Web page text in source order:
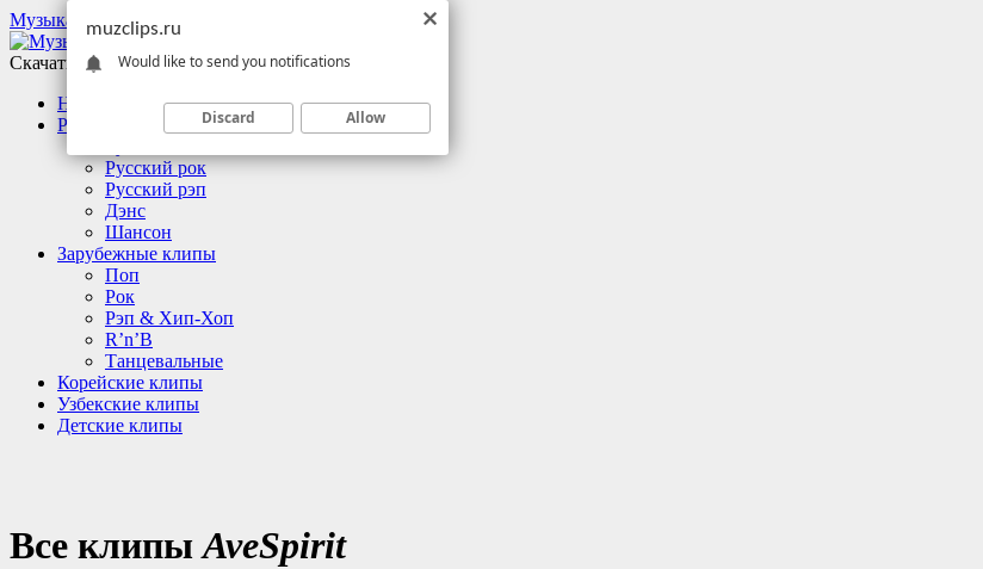
Музыкальные клипы
Скачать клипы бесплатно
Новинки
Русские клипы
Русский рок
Русский рэп
Дэнс
Шансон
Зарубежные клипы
Поп
Рок
Рэп & Хип-Хоп
R’n’B
Танцевальные
Корейские клипы
Узбекские клипы
Детские клипы
Все клипы AveSpirit
muzclips.ru
Would like to send you notifications
Discard Allow